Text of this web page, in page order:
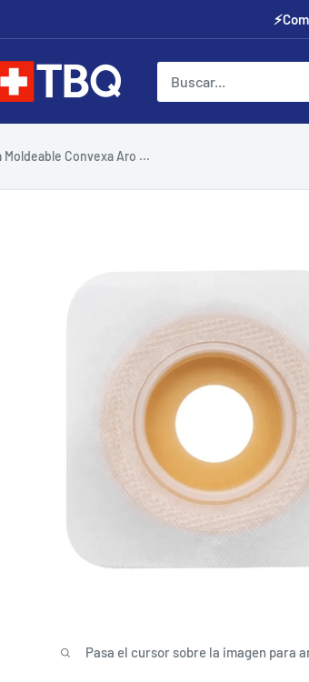
tubotiquin.cl
Moldeable Convexa Aro ...
Pasa el cursor sobre la imagen para